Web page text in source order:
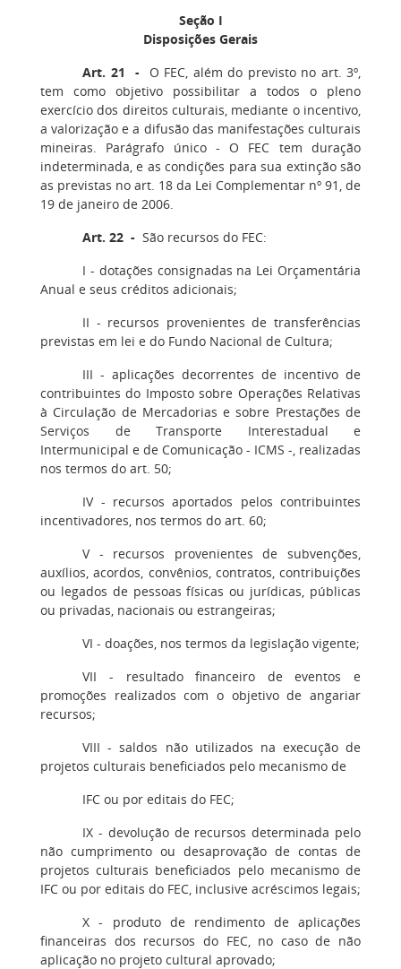
Seção I
Disposições Gerais
Art. 21 - O FEC, além do previsto no art. 3º,
tem como objetivo possibilitar a todos o pleno
exercício dos direitos culturais, mediante o incentivo,
a valorização e a difusão das manifestações culturais
mineiras. Parágrafo único - O FEC tem duração
indeterminada, e as condições para sua extinção são
as previstas no art. 18 da Lei Complementar nº 91, de
19 de janeiro de 2006.
Art. 22 - São recursos do FEC:
I - dotações consignadas na Lei Orçamentária
Anual e seus créditos adicionais;
II - recursos provenientes de transferências
previstas em lei e do Fundo Nacional de Cultura;
III - aplicações decorrentes de incentivo de
contribuintes do Imposto sobre Operações Relativas
à Circulação de Mercadorias e sobre Prestações de
Serviços de Transporte Interestadual e
Intermunicipal e de Comunicação - ICMS -, realizadas
nos termos do art. 50;
IV - recursos aportados pelos contribuintes
incentivadores, nos termos do art. 60;
V - recursos provenientes de subvenções,
auxílios, acordos, convênios, contratos, contribuições
ou legados de pessoas físicas ou jurídicas, públicas
ou privadas, nacionais ou estrangeiras;
VI - doações, nos termos da legislação vigente;
VII - resultado financeiro de eventos e
promoções realizados com o objetivo de angariar
recursos;
VIII - saldos não utilizados na execução de
projetos culturais beneficiados pelo mecanismo de
IFC ou por editais do FEC;
IX - devolução de recursos determinada pelo
não cumprimento ou desaprovação de contas de
projetos culturais beneficiados pelo mecanismo de
IFC ou por editais do FEC, inclusive acréscimos legais;
X - produto de rendimento de aplicações
financeiras dos recursos do FEC, no caso de não
aplicação no projeto cultural aprovado;